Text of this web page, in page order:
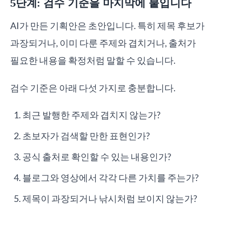
AI가 만든 기획안은 초안입니다. 특히 제목 후보가
과장되거나, 이미 다룬 주제와 겹치거나, 출처가
필요한 내용을 확정처럼 말할 수 있습니다.
검수 기준은 아래 다섯 가지로 충분합니다.
최근 발행한 주제와 겹치지 않는가?
초보자가 검색할 만한 표현인가?
공식 출처로 확인할 수 있는 내용인가?
블로그와 영상에서 각각 다른 가치를 주는가?
제목이 과장되거나 낚시처럼 보이지 않는가?